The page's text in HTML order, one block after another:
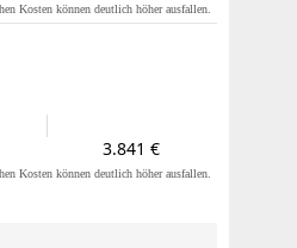
Kosten können deutlich höher ausfallen.
3.841 €
Kosten können deutlich höher ausfallen.